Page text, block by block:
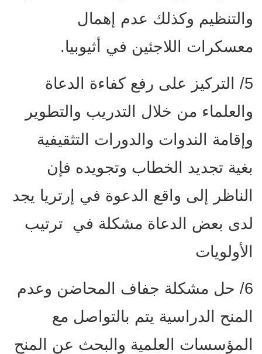
والتنظيم وكذلك عدم إهمال
معسكرات اللاجئين في أثيوبيا.
5/ التركيز على رفع كفاءة الدعاة
والعلماء من خلال التدريب والتطوير
وإقامة الندوات والدورات التثقيفية
بغية تجديد الخطاب وتجويده فإن
الناظر إلى واقع الدعوة في إرتريا يجد
لدى بعض الدعاة مشكلة في ترتيب
الأولويات
6/ حل مشكلة جفاف المحاضن وعدم
المنح الدراسية يتم بالتواصل مع
المؤسسات العلمية والبحث عن المنح